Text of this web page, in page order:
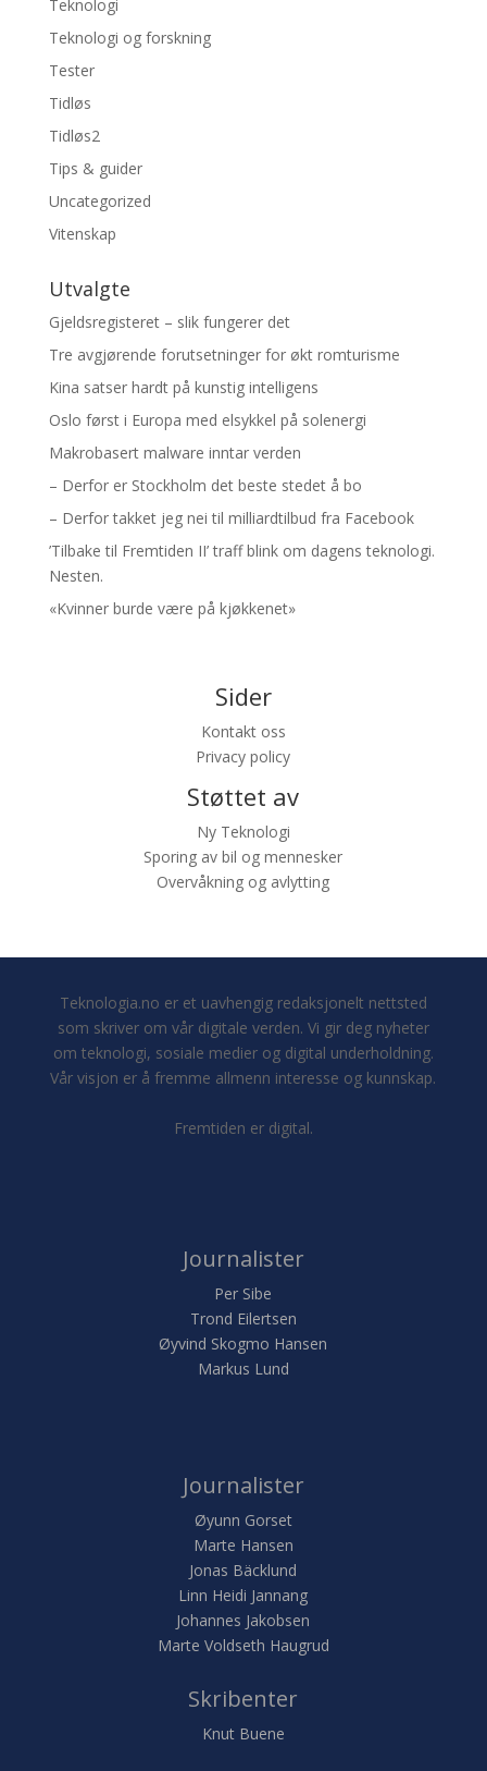
Teknologi
Teknologi og forskning
Tester
Tidløs
Tidløs2
Tips & guider
Uncategorized
Vitenskap
Utvalgte
Gjeldsregisteret – slik fungerer det
Tre avgjørende forutsetninger for økt romturisme
Kina satser hardt på kunstig intelligens
Oslo først i Europa med elsykkel på solenergi
Makrobasert malware inntar verden
– Derfor er Stockholm det beste stedet å bo
– Derfor takket jeg nei til milliardtilbud fra Facebook
’Tilbake til Fremtiden II’ traff blink om dagens teknologi.
Nesten.
«Kvinner burde være på kjøkkenet»
Sider
Kontakt oss
Privacy policy
Støttet av
Ny Teknologi
Sporing av bil og mennesker
Overvåkning og avlytting
Teknologia.no er et uavhengig redaksjonelt nettsted
som skriver om vår digitale verden. Vi gir deg nyheter
om teknologi, sosiale medier og digital underholdning.
Vår visjon er å fremme allmenn interesse og kunnskap.
Fremtiden er digital.
Journalister
Per Sibe
Trond Eilertsen
Øyvind Skogmo Hansen
Markus Lund
Journalister
Øyunn Gorset
Marte Hansen
Jonas Bäcklund
Linn Heidi Jannang
Johannes Jakobsen
Marte Voldseth Haugrud
Skribenter
Knut Buene